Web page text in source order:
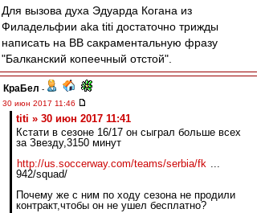
Для вызова духа Эдуарда Когана из
Филадельфии aka titi достаточно трижды
написать на ВВ сакраментальную фразу
"Балканский копеечный отстой".
КраБел -
30 июн 2017 11:46
titi » 30 июн 2017 11:41
Кстати в сезоне 16/17 он сыграл больше всех
за Звезду,3150 минут
http://us.soccerway.com/teams/serbia/fk ...
942/squad/
Почему же с ним по ходу сезона не продили
контракт,чтобы он не ушел бесплатно?